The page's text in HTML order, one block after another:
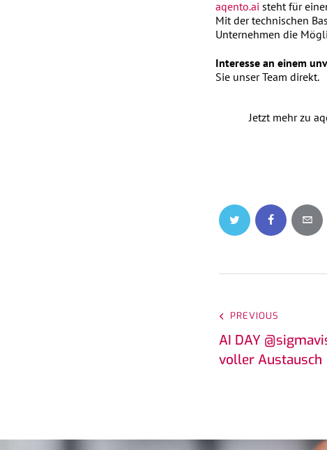
aqento.ai steht für
Mit der technischen
Unternehmen die
Interesse an einem
Sie unser Team direkt.
Jetzt mehr zu
PREVIOUS
AI DAY
voller Austausch